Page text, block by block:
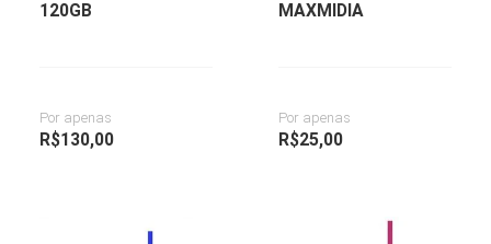
120GB
Por apenas
R$130,00
MAXMIDIA
Por apenas
R$25,00